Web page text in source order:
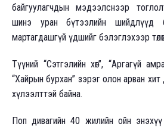
байгуулагчдын мэдээлснээр
шинэ уран бүтээлийн шийдлүүд
мартагдашгүй үдшийг бэлэглэхээр
Түүний “Сэтгэлийн хөг”, “Аргагүй
“Хайрын бурхан” зэрэг олон арван
хүлээлттэй байна.
Поп дивагийн 40 жилийн ойн